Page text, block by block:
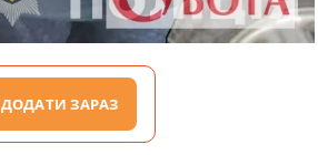
ДОДАТИ ЗАРАЗ